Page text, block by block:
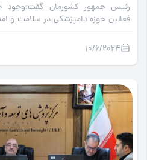
رئیس جمهور کشورمان گفت:وجود
فعالین حوزه دامپزشکی در سلامت و
عزیزان بیشتر آشنا بشوند.
10/6/2024